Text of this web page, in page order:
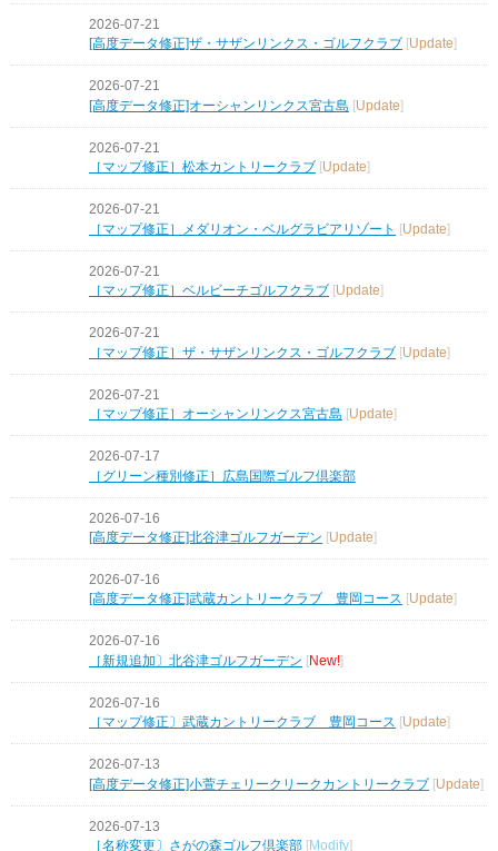
2026-07-21
[高度データ修正]ザ・サザンリンクス・ゴルフクラブ
Update
2026-07-21
[高度データ修正]オーシャンリンクス宮古島 [Update]
2026-07-21
［マップ修正］松本カントリークラブ
Update
2026-07-21
［マップ修正］メダリオン・ベルグラビアリゾート
[Update]
2026-07-21
［マップ修正］ベルビーチゴルフクラブ [Update]
2026-07-21
［マップ修正］ザ・サザンリンクス・ゴルフクラブ [Update]
2026-07-21
［マップ修正］オーシャンリンクス宮古島 [Update]
2026-07-17
［グリーン種別修正］広島国際ゴルフ倶楽部
2026-07-16
[高度データ修正]北谷津ゴルフガーデン [Update]
2026-07-16
[高度データ修正]武蔵カントリークラブ 豊岡コース
Update
2026-07-16
［新規追加〕北谷津ゴルフガーデン [New!]
2026-07-16
［マップ修正〕武蔵カントリークラブ 豊岡コース
Update
2026-07-13
[高度データ修正]小萱チェリークリークカントリークラブ [Update]
2026-07-13
［名称変更〕さがの森ゴルフ倶楽部
Modify